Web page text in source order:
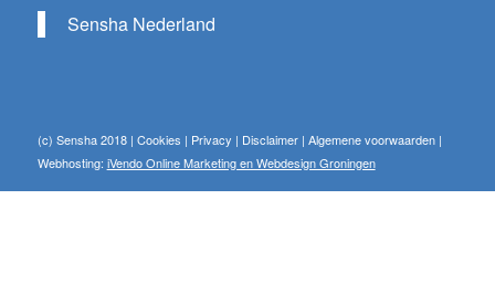
Sensha Nederland
(c) Sensha 2018 | Cookies | Privacy | Disclaimer| Algemene voorwaarden|
Webhosting: iVendo Online Marketing en Webdesign Groningen